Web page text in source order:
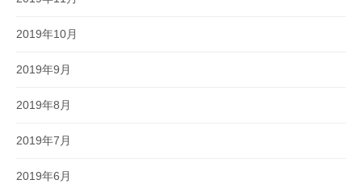
2019年10月
2019年9月
2019年8月
2019年7月
2019年6月